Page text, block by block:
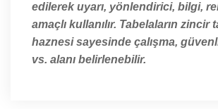
edilerek uyarı, yönlendirici, bilgi,
amaçlı kullanılır. Tabelaların zincir
haznesi sayesinde çalışma,
vs. alanı belirlenebilir.